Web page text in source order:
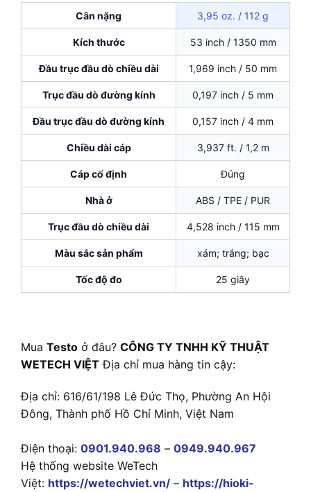
Cân nặng 3,95 oz. / 112 g
Kích thước 53 inch / 1350 mm
Đầu trục đầu dò chiều dài 1,969 inch / 50 mm
Trục đầu dò đường kính 0,197 inch / 5 mm
Đầu trục đầu dò đường kính 0,157 inch / 4 mm
Chiều dài cáp 3,937 ft. / 1,2 m
Cáp cố định Đúng
Nhà ở ABS / TPE / PUR
Trục đầu dò chiều dài 4,528 inch / 115 mm
Màu sắc sản phẩm xám; trắng; bạc
Tốc độ đo 25 giây
Mua Testo ở đâu? CÔNG TY TNHH KỸ THUẬT
WETECH VIỆT Địa chỉ mua hàng tin cậy:
Địa chỉ: 616/61/198 Lê Đức Thọ, Phường An Hội
Đông, Thành phố Hồ Chí Minh, Việt Nam
Điện thoại: 0901.940.968 – 0949.940.967
Hệ thống website WeTech
Việt: https://wetechviet.vn/ – https://hioki-